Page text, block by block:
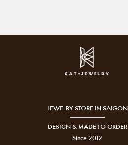
JEWELRY STORE IN SAIGON
DESIGN & MADE TO ORDER
Since 2012